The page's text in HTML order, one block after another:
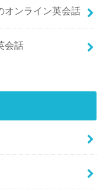
オンライン英会話
会話